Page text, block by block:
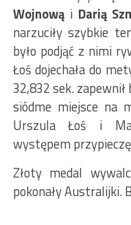
Wojnową iDarią
narzuciły szybkie
było podjąć z nimi
Łoś dojechała do
32,832 sek.
siódme miejsce na
Urszula Łoś i
występem
Złoty medal
pokonały Australijki.